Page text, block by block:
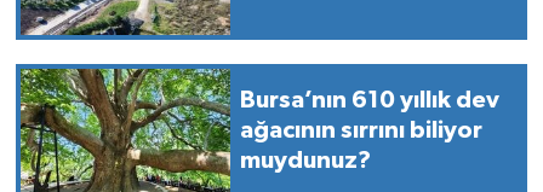
Bursa’nın 610 yıllık dev
ağacının sırrını biliyor
muydunuz?